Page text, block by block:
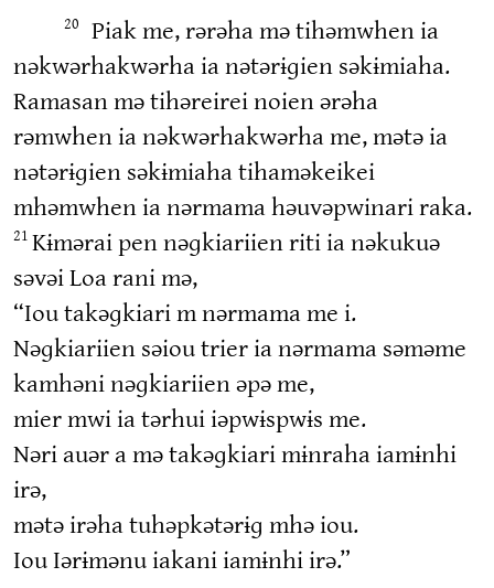
20
Piak me, rərəha mə tihəmwhen ia
nəkwərhakwərha ia nətərɨɡien səkɨmiaha.
Ramasan mə tihəreirei noien ərəha
rəmwhen ia nəkwərhakwərha me, mətə ia
nətərɨɡien səkɨmiaha tihaməkeikei
mhəmwhen ia nərmama həuvəpwinari raka.
21 Kɨmərai pen nəɡkiariien riti ia nəkukuə
səvəi Loa rani mə,
“Iou takəɡkiari m nərmama me i.
Nəɡkiariien səiou trier ia nərmama səməme
kamhəni nəɡkiariien əpə me,
mier mwi ia tərhui iəpwɨspwɨs me.
Nəri auər a mə takəɡkiari mɨnraha iamɨnhi
irə,
mətə irəha tuhəpkətərɨɡ mhə iou.
Iou Iərɨmənu iakani iamɨnhi irə.”